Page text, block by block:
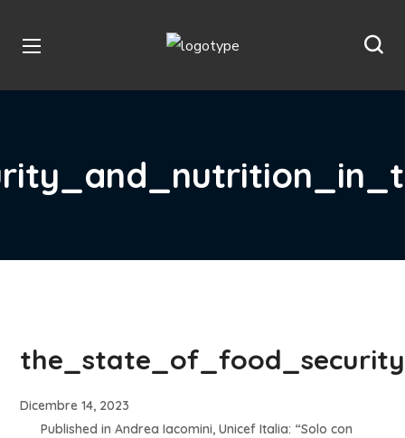
Dicembre 14, 2023
Published inAndrea Iacomini, Unicef Italia: “Solo con